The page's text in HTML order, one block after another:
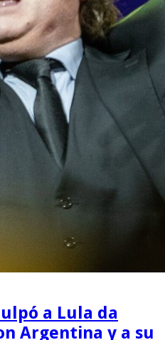
a Lula da
Argentina y a su